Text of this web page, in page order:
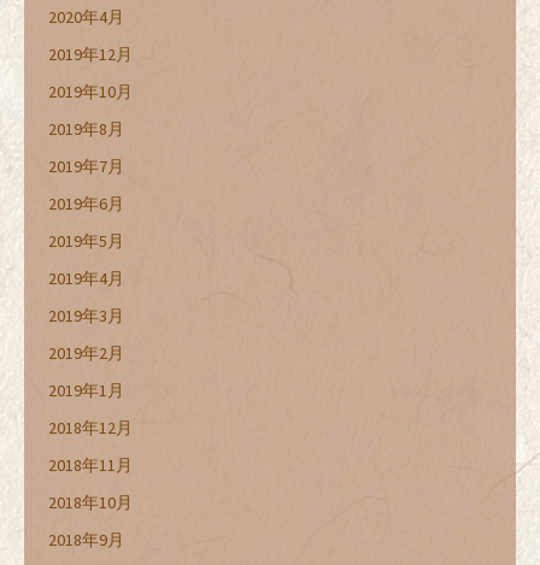
2020年4月
2019年12月
2019年10月
2019年8月
2019年7月
2019年6月
2019年5月
2019年4月
2019年3月
2019年2月
2019年1月
2018年12月
2018年11月
2018年10月
2018年9月